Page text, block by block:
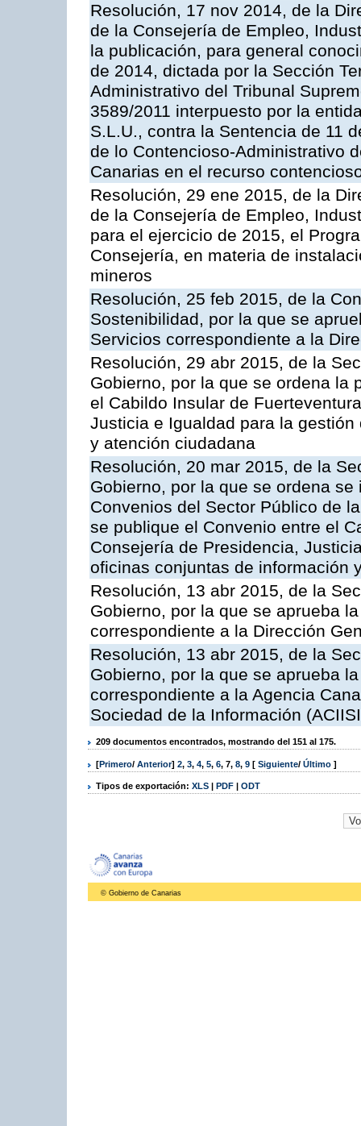
Resolución, 17 nov 2014, de la
de la Consejería de Empleo,
la publicación, para general
de 2014, dictada por la Sección
Administrativo del Tribunal
3589/2011 interpuesto por la
S.L.U., contra la Sentencia de 11
de lo Contencioso-Administrativo
Canarias en el recurso
Resolución, 29 ene 2015, de la
de la Consejería de Empleo,
para el ejercicio de 2015, el
Consejería, en materia de
mineros
Resolución, 25 feb 2015, de la
Sostenibilidad, por la que se
Servicios correspondiente a la
Resolución, 29 abr 2015, de la
Gobierno, por la que se ordena la
el Cabildo Insular de
Justicia e Igualdad para la
y atención ciudadana
Resolución, 20 mar 2015, de la
Gobierno, por la que se ordena
Convenios del Sector Público de
se publique el Convenio entre el
Consejería de Presidencia,
oficinas conjuntas de información
Resolución, 13 abr 2015, de la
Gobierno, por la que se aprueba
correspondiente a la Dirección
Resolución, 13 abr 2015, de la
Gobierno, por la que se aprueba
correspondiente a la Agencia
Sociedad de la Información
209 documentos encontrados, mostrando del 151 al 175.
[Primero/ Anterior] 2, 3, 4, 5, 6, 7, 8, 9 [ Siguiente/ Último ]
Tipos de exportación: XLS | PDF | ODT
© Gobierno de Canarias